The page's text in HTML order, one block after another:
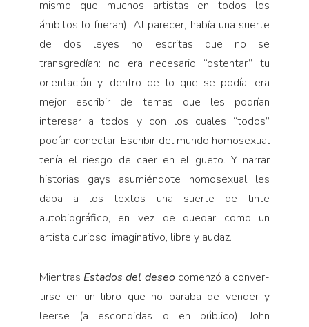
mismo que muchos artistas en todos los
ámbitos lo fueran). Al parecer, había una suerte
de dos leyes no escritas que no se
transgredían: no era necesario “ostentar” tu
orientación y, dentro de lo que se podía, era
mejor escribir de temas que les podrían
interesar a todos y con los cuales “todos”
podían co­nectar. Escribir del mundo homosexual
tenía el riesgo de caer en el gueto. Y narrar
historias gays asumién­dote homosexual les
daba a los textos una suerte de tinte
autobiográfico, en vez de quedar como un
artista curioso, imaginativo, libre y audaz.
Mientras Estados del deseo comenzó a conver­
tirse en un libro que no paraba de vender y
leerse (a escondidas o en público), John